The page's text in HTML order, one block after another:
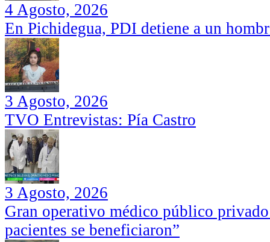
4 Agosto, 2026
En Pichidegua, PDI detiene a un
3 Agosto, 2026
TVO Entrevistas: Pía Castro
3 Agosto, 2026
Gran operativo médico público
pacientes se beneficiaron”